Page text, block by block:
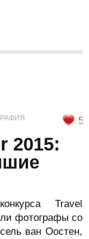
5
2015:
Travel
фотографы со
ван Оостен,